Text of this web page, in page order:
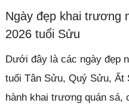
Ngày đẹp khai trương
2026 tuổi Sửu
Dưới đây là các ngày đẹp
tuổi Tân Sửu, Quý Sửu,
hành khai trương quán sá,